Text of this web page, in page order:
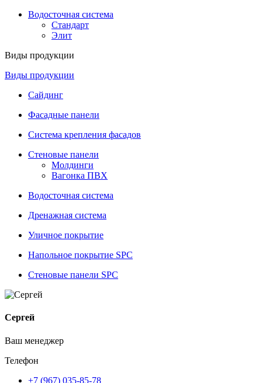
Водосточная система
Стандарт
Элит
Виды продукции
Виды продукции
Сайдинг
Фасадные панели
Система крепления фасадов
Стеновые панели
Молдинги
Вагонка ПВХ
Водосточная система
Дренажная система
Уличное покрытие
Напольное покрытие SPC
Стеновые панели SPC
Сергей
Ваш менеджер
Телефон
+7 (967) 035-85-78